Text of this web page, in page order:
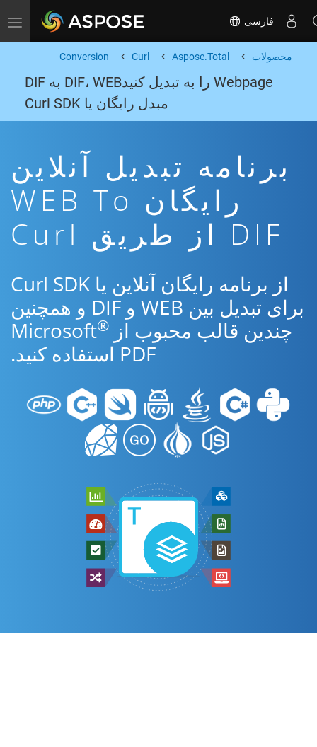
Toggle navigation فارسی
محصولات Aspose.Total
Curl
Conversion
Webpage را به تبدیل کنیدDIF، WEB به DIF
مبدل رایگان یا Curl SDK
برنامه تبدیل آنلاین
رایگان WEB To
DIF از طریق Curl
از برنامه رایگان آنلاین یا Curl SDK
برای تبدیل بین WEB و DIF و همچنین
چندین قالب محبوب از Microsoft ®
PDF استفاده کنید.